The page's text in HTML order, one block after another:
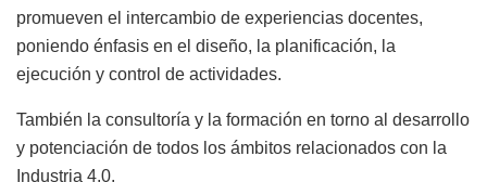
promueven el intercambio de experiencias docentes,
poniendo énfasis en el diseño, la planificación, la
ejecución y control de actividades.
También la consultoría y la formación en torno al desarrollo
y potenciación de todos los ámbitos relacionados con la
Industria 4.0.